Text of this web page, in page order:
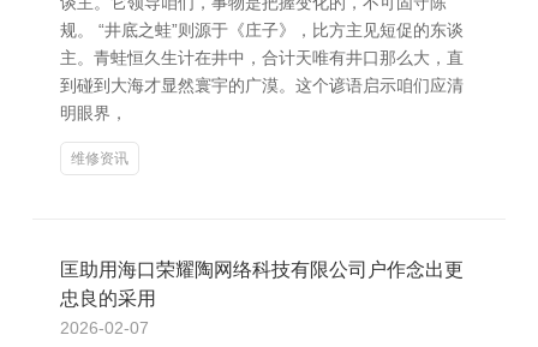
规。 “井底之蛙”则源于《庄子》，比方主见短促的东谈
主。青蛙恒久生计在井中，合计天唯有井口那么大，直
到碰到大海才显然寰宇的广漠。这个谚语启示咱们应清
明眼界，
维修资讯
匡助用海口荣耀陶网络科技有限公司户作念出更
忠良的采用
2026-02-07